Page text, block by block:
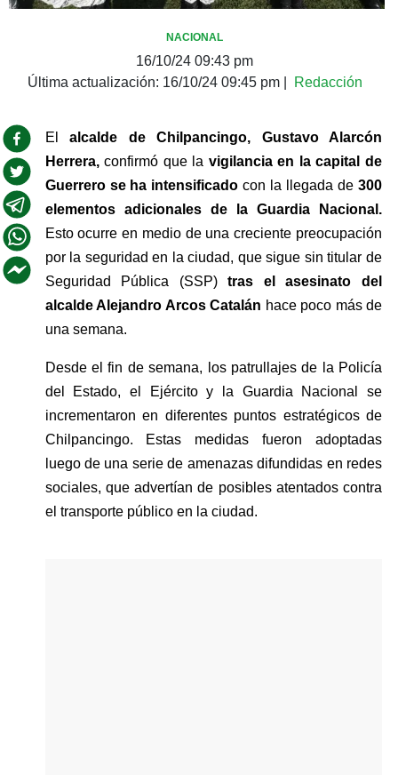
NACIONAL
16/10/24 09:43 pm
Última actualización: 16/10/24 09:45 pm| Redacción
El alcalde de Chilpancingo, Gustavo Alarcón
Herrera, confirmó que la vigilancia en la capital de
Guerrero se ha intensificado con la llegada de 300
elementos adicionales de la Guardia Nacional.
Esto ocurre en medio de una creciente preocupación
por la seguridad en la ciudad, que sigue sin titular de
Seguridad Pública (SSP) tras el asesinato del
alcalde Alejandro Arcos Catalán hace poco más de
una semana.
Desde el fin de semana, los patrullajes de la Policía
del Estado, el Ejército y la Guardia Nacional se
incrementaron en diferentes puntos estratégicos de
Chilpancingo. Estas medidas fueron adoptadas
luego de una serie de amenazas difundidas en redes
sociales, que advertían de posibles atentados contra
el transporte público en la ciudad.